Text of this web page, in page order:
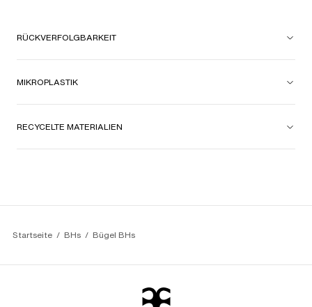
RÜCKVERFOLGBARKEIT
MIKROPLASTIK
RECYCELTE MATERIALIEN
Startseite BHs Bügel BHs